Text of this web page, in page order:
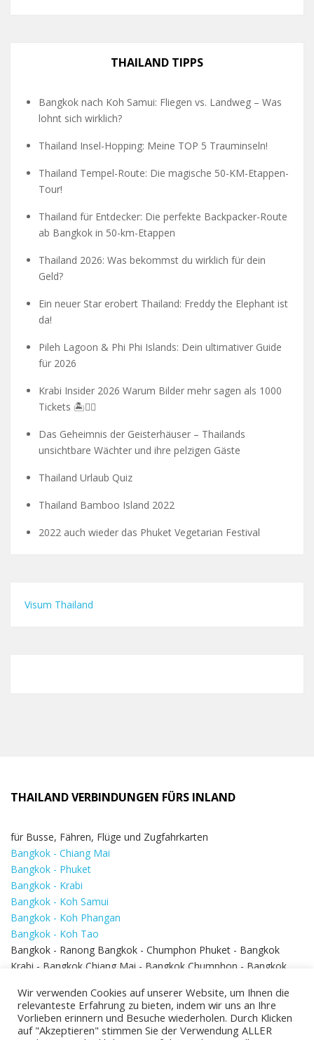
THAILAND TIPPS
Bangkok nach Koh Samui: Fliegen vs. Landweg – Was
lohnt sich wirklich?
Thailand Insel-Hopping: Meine TOP 5 Trauminseln!
Thailand Tempel-Route: Die magische 50-KM-Etappen-
Tour!
Thailand für Entdecker: Die perfekte Backpacker-Route
ab Bangkok in 50-km-Etappen
Thailand 2026: Was bekommst du wirklich für dein
Geld?
Ein neuer Star erobert Thailand: Freddy the Elephant ist
da!
Pileh Lagoon & Phi Phi Islands: Dein ultimativer Guide
für 2026
Krabi Insider 2026 Warum Bilder mehr sagen als 1000
Tickets 🏝️🧗‍♂️
Das Geheimnis der Geisterhäuser – Thailands
unsichtbare Wächter und ihre pelzigen Gäste
Thailand Urlaub Quiz
Thailand Bamboo Island 2022
2022 auch wieder das Phuket Vegetarian Festival
Visum Thailand
THAILAND VERBINDUNGEN FÜRS INLAND
für Busse, Fähren, Flüge und Zugfahrkarten
Bangkok - Chiang Mai
Bangkok - Phuket
Bangkok - Krabi
Bangkok - Koh Samui
Bangkok - Koh Phangan
Bangkok - Koh Tao
Bangkok - Ranong Bangkok - Chumphon Phuket - Bangkok
Krabi - Bangkok Chiang Mai - Bangkok Chumphon - Bangkok
Bangkok - Hua Hin
Wir verwenden Cookies auf unserer Website, um Ihnen die
relevanteste Erfahrung zu bieten, indem wir uns an Ihre
Vorlieben erinnern und Besuche wiederholen. Durch Klicken
auf "Akzeptieren" stimmen Sie der Verwendung ALLER